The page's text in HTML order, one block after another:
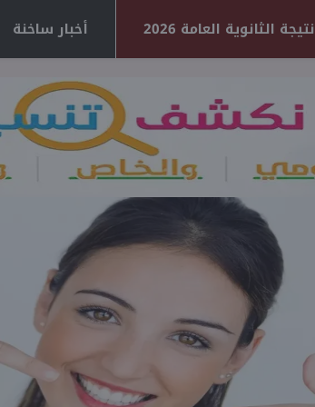
نتيجة الثانوية العامة 2026 أخبار ساخنة